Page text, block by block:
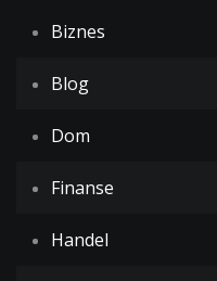
Biznes
Blog
Dom
Finanse
Handel